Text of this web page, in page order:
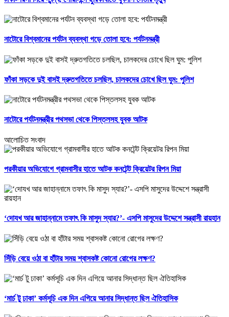
নাটোরে বিশ্বমানের পর্যটন ব্যবস্থা গড়ে তোলা হবে: পর্যটনমন্ত্রী
ফাঁকা সড়কে দুই বাসই দ্রুতগতিতে চলছিল, চালকদের চোখে ছিল ঘুম: পুলিশ
নাটোরে পর্যটনমন্ত্রীর পথসভা থেকে পিস্তলসহ যুবক আটক
আলোচিত সংবাদ
পরকীয়ার অভিযোগে গ্রামবাসীর হাতে আটক কনটেন্ট ক্রিয়েটর রিপন মিয়া
‘দোযখ আর জাহান্নামে তফাৎ কি মাসুদ স্যার?’- এসপি মাসুদের উদ্দেশে সন্ত্রাসী রায়হান
সিঁড়ি বেয়ে ওঠা বা হাঁটার সময় শ্বাসকষ্ট কোনো রোগের লক্ষণ?
‘মার্চ টু ঢাকা’ কর্মসূচি এক দিন এগিয়ে আনার সিদ্ধান্ত ছিল ঐতিহাসিক